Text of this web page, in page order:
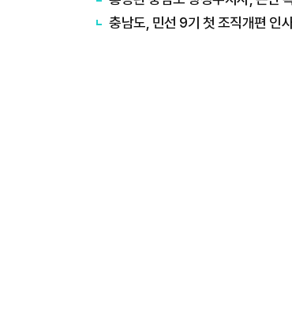
충남도, 민선 9기 첫 조직개편 인